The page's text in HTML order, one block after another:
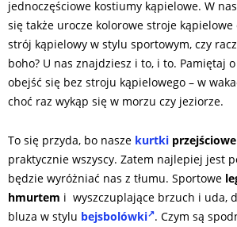
jednoczęściowe kostiumy kąpielowe. W
się także urocze kolorowe stroje
strój kąpielowy w stylu sportowym, czy
boho? U nas znajdziesz i to, i to. Pamiętaj
obejść się bez stroju kąpielowego – w
choć raz wykąp się w morzu czy jeziorze.
To się przyda, bo nasze kurtki przejściowe
praktycznie wszyscy. Zatem najlepiej jest
będzie wyróżniać nas z tłumu. Sportowe
hmurtem i wyszczuplające brzuch i uda,
bluza w stylu bejsbolówki . Czym są